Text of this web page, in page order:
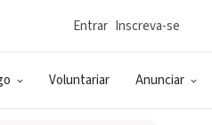
Voluntariar Anunciar
Entrar Inscreva-se